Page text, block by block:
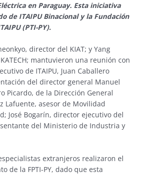
en Paraguay. Esta iniciativa
de ITAIPU Binacional y la Fundación
(PTI-PY).
director del KIAT; y Yang
mantuvieron una reunión con
de ITAIPU, Juan Caballero
del director general Manuel
Picardo, de la Dirección General
Lafuente, asesor de Movilidad
José Bogarín, director ejecutivo del
del Ministerio de Industria y
extranjeros realizaron el
de la FPTI-PY, dado que esta